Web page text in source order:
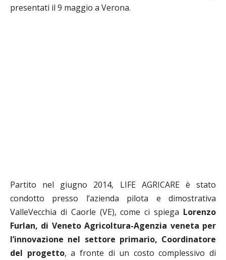
presentati il 9 maggio a Verona.
Partito nel giugno 2014, LIFE AGRICARE è stato
condotto presso l’azienda pilota e dimostrativa
ValleVecchia di Caorle (VE), come ci spiega Lorenzo
Furlan, di Veneto Agricoltura-Agenzia veneta per
l’innovazione nel settore primario, Coordinatore
del progetto, a fronte di un costo complessivo di